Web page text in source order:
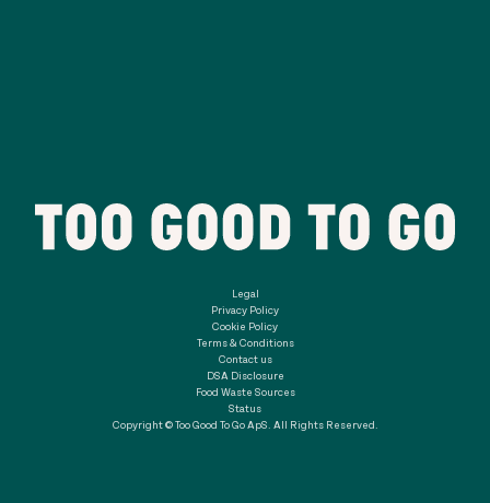
Legal
Privacy Policy
Cookie Policy
Terms & Conditions
Contact us
DSA Disclosure
Food Waste Sources
Status
Copyright © Too Good To Go ApS. All Rights Reserved.